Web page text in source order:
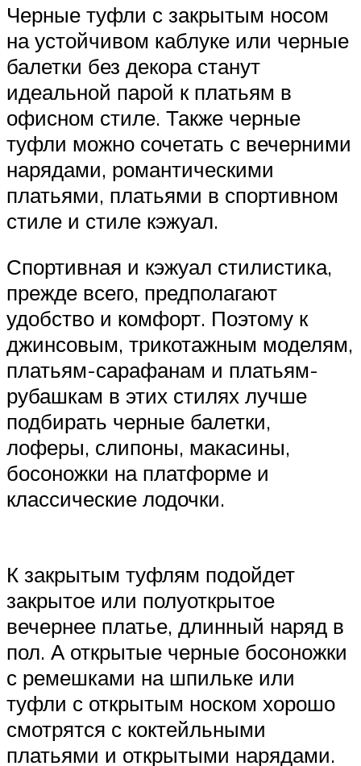
Черные туфли с закрытым носом
на устойчивом каблуке или черные
балетки без декора станут
идеальной парой к платьям в
офисном стиле. Также черные
туфли можно сочетать с вечерними
нарядами, романтическими
платьями, платьями в спортивном
стиле и стиле кэжуал.
Спортивная и кэжуал стилистика,
прежде всего, предполагают
удобство и комфорт. Поэтому к
джинсовым, трикотажным моделям,
платьям-сарафанам и платьям-
рубашкам в этих стилях лучше
подбирать черные балетки,
лоферы, слипоны, макасины,
босоножки на платформе и
классические лодочки.
К закрытым туфлям подойдет
закрытое или полуоткрытое
вечернее платье, длинный наряд в
пол. А открытые черные босоножки
с ремешками на шпильке или
туфли с открытым носком хорошо
смотрятся с коктейльными
платьями и открытыми нарядами.